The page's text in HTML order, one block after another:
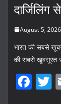
August 5, 2026
भारत की सबसे
की सबसे खूबसूरत
F T